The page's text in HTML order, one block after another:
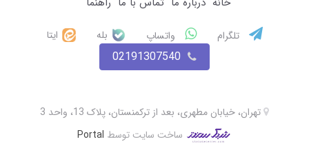
تلگرام واتساپ بله ایتا
02191307540
ساخت سایت توسط Portal
تهران، خیابان مطهری، بعد از ترکمنستان، پلاک 13، واحد 3